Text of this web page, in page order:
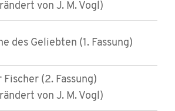
von J. M. Vogl)
des Geliebten (1. Fassung)
Fischer (2. Fassung)
von J. M. Vogl)